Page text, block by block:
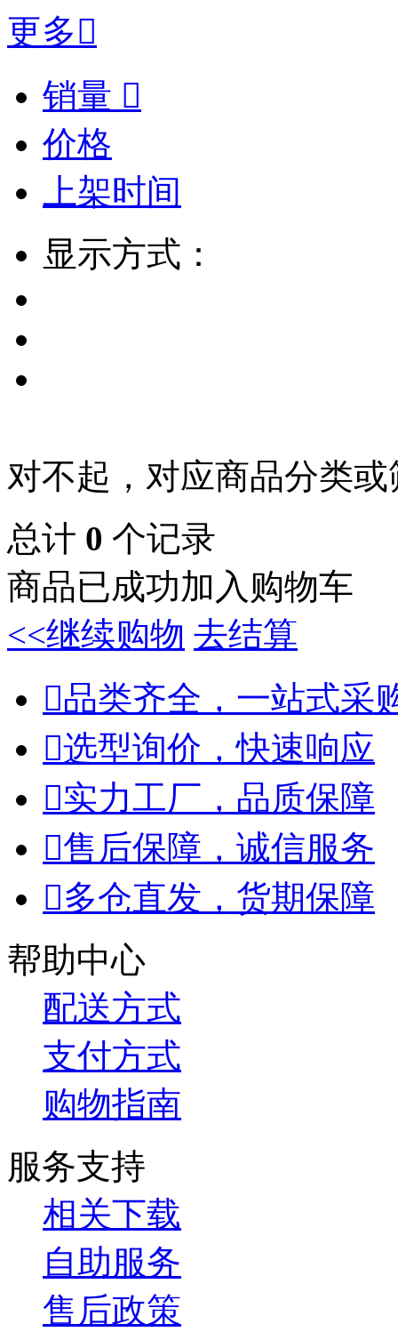
更多
销量 
价格
上架时间
显示方式：
对不起，对应商品分类
总计 0 个记录
商品已成功加入购物车
<<继续购物 去结算
品类齐全，一站式采
选型询价，快速响应
实力工厂，品质保障
售后保障，诚信服务
多仓直发，货期保障
帮助中心
配送方式
支付方式
购物指南
服务支持
相关下载
自助服务
售后政策